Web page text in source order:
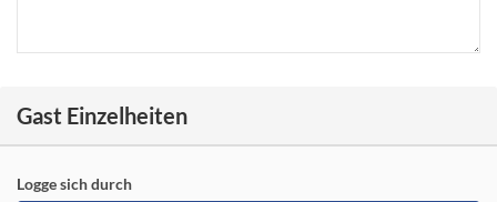
Gast Einzelheiten
Logge sich durch